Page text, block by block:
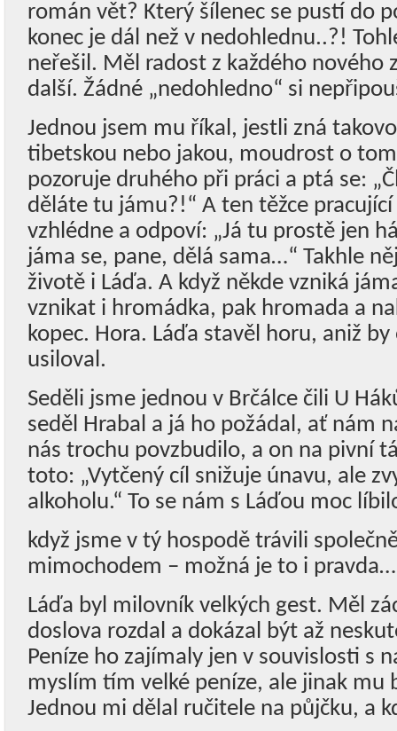
román vět? Který šílenec se pustí do
konec je dál než v nedohlednu..?!
neřešil. Měl radost z každého nového
další. Žádné „nedohledno“ si
Jednou jsem mu říkal, jestli zná
tibetskou nebo jakou, moudrost o
pozoruje druhého při práci a ptá se:
děláte tu jámu?!“ A ten těžce
vzhlédne a odpoví: „Já tu prostě jen
jáma se, pane, dělá sama…“ Takhle
životě i Láďa. A když někde vzniká
vznikat i hromádka, pak hromada a
kopec. Hora. Láďa stavěl horu, aniž
usiloval.
Seděli jsme jednou v Brčálce čili U
seděl Hrabal a já ho požádal, ať nám
nás trochu povzbudilo, a on na pivní
toto: „Vytčený cíl snižuje únavu, ale
alkoholu.“ To se nám s Láďou moc
když jsme v tý hospodě trávili
mimochodem – možná je to i pravda…
Láďa byl milovník velkých gest. Měl
doslova rozdal a dokázal být až
Peníze ho zajímaly jen v souvislosti s
myslím tím velké peníze, ale jinak mu
Jednou mi dělal ručitele na půjčku, a